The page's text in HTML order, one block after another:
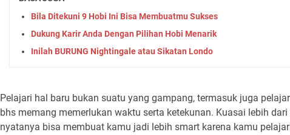
Bila Ditekuni 9 Hobi Ini Bisa Membuatmu Sukses
Dukung Karir Anda Dengan Pilihan Hobi Menarik
Inilah BURUNG Nightingale atau Sikatan Londo
Pelajari hal baru bukan suatu yang gampang, termasuk juga
bhs memang memerlukan waktu serta ketekunan. Kuasai lebih
nyatanya bisa membuat kamu jadi lebih smart karena kamu